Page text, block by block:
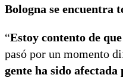
Bologna se encuentra
“Estoy contento de
pasó por un momento
gente ha sido